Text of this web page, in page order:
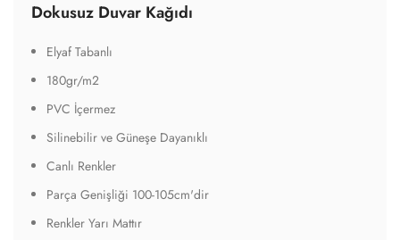
Dokusuz Duvar Kağıdı
Elyaf Tabanlı
180gr/m2
PVC İçermez
Silinebilir ve Güneşe Dayanıklı
Canlı Renkler
Parça Genişliği 100-105cm'dir
Renkler Yarı Mattır